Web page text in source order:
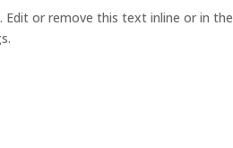
Edit or remove this text inline or in the